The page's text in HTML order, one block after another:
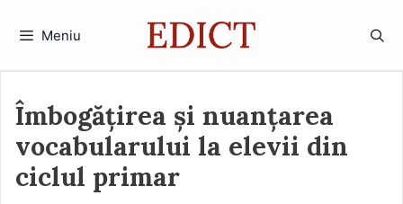
Meniu
Îmbogățirea și nuanțarea
vocabularului la elevii din
ciclul primar